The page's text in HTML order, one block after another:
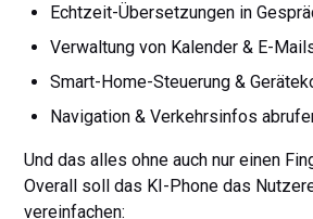
Echtzeit-Übersetzungen in
Verwaltung von Kalender & E-
Smart-Home-Steuerung &
Navigation & Verkehrsinfos
Und das alles ohne auch nur einen
Overall soll das KI-Phone das
vereinfachen: